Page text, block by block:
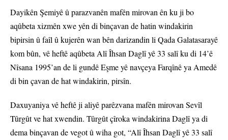
Dayikên Şemiyê û parazvanên mafên mirovan ên ku ji bo
aqûbeta xizmên xwe yên di binçavan de hatin windakirin
bipirsin û faîl û kujerên wan bên darizandin li Qada Galatasarayê
kom bûn, vê heftê aqûbeta Alî Îhsan Daglî yê 33 salî ku di 14’ê
Nîsana 1995’an de li gundê Eşme yê navçeya Farqînê ya Amedê
di bin çavan de hat windakirin, pirsîn.
Daxuyaniya vê heftê ji aliyê parêzvana mafên mirovan Sevîl
Tûrgût ve hat xwendin. Tûrgût çîroka windakirina Daglî ya di
dema binçavan de vegot û wiha got, “Alî Îhsan Daglî yê 33 salî